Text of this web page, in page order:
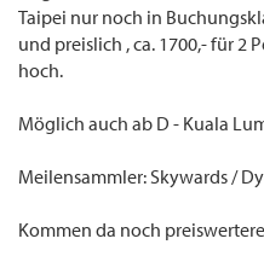
Taipei nur noch in
und preislich , ca. 1700,- für 2
hoch.
Möglich auch ab D - Kuala
Meilensammler: Skywards /
Kommen da noch